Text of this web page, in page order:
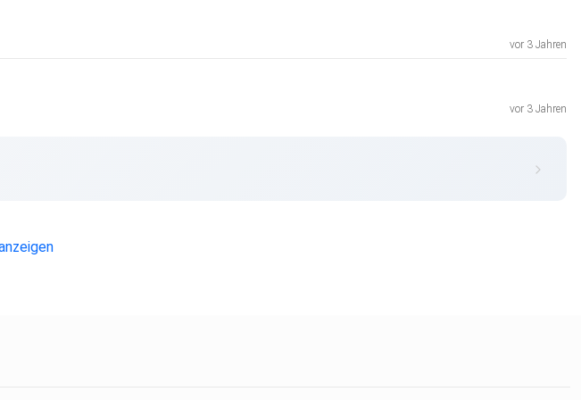
vor 3 Jahren
vor 3 Jahren